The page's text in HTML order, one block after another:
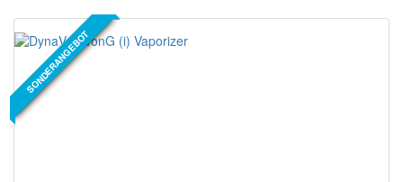
NEUER ARTIKEL
SONDERANGEBOT